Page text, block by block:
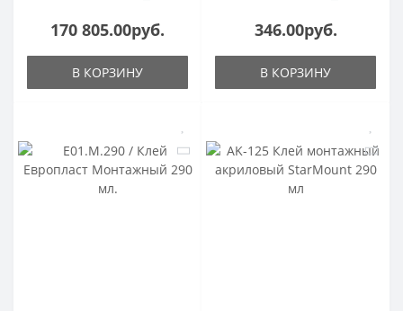
170 805.00руб.
В КОРЗИНУ
346.00руб.
В КОРЗИНУ